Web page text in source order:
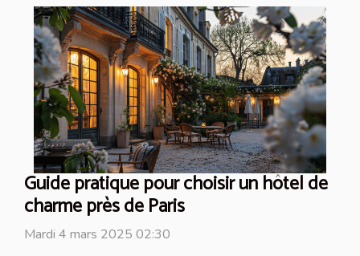
Guide pratique pour choisir un hôtel de
charme près de Paris
Mardi 4 mars 2025 02:30